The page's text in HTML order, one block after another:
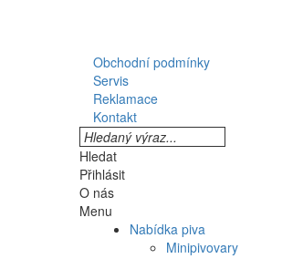
Obchodní podmínky
Servis
Reklamace
Kontakt
Hledat
Přihlásit
O nás
Menu
Nabídka piva
Minipivovary